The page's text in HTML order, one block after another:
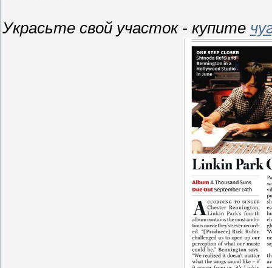
Украсьте свой участок - купите